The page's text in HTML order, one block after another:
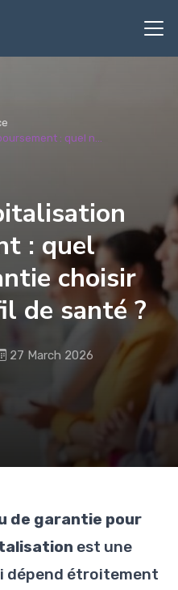
: quel n...
: quel
choisir
de santé ?
27 March 2026
de garantie pour
est une
dépend étroitement